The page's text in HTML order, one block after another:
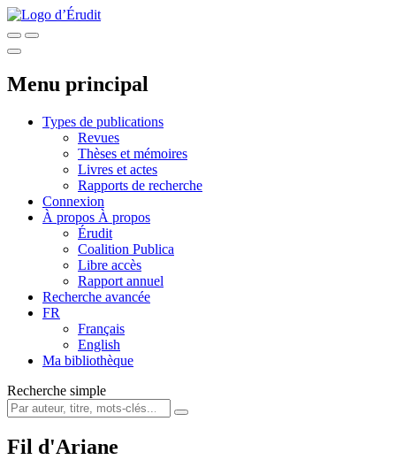
Menu principal
Types de publications
Revues
Thèses et mémoires
Livres et actes
Rapports de recherche
Connexion
À propos À propos
Érudit
Coalition Publica
Libre accès
Rapport annuel
Recherche avancée
FR
Français
English
Ma bibliothèque
Recherche simple
Fil d'Ariane